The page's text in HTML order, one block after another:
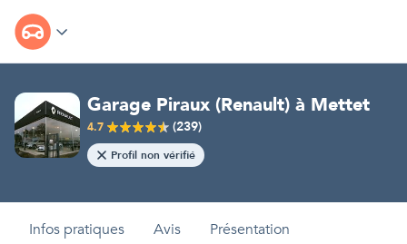
Garage Piraux (Renault) à Mettet
4.7 (239)
Profil non vérifié
Infos pratiques Avis Présentation